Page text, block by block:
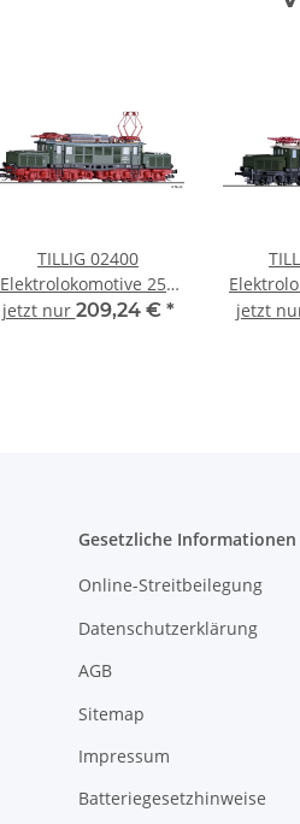
TILLIG 02400
Elektrolokomotive 254
059-9 der Museumslok
jetzt nur 209,24 € *
DR
jetzt
Gesetzliche Informationen
Online-Streitbeilegung
Datenschutzerklärung
AGB
Sitemap
Impressum
Batteriegesetzhinweise